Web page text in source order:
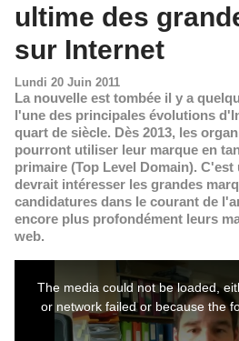
ultime des
sur Internet
Lundi 20 Juin 2011
La nouvelle est tombée il y a
l'une des principales évolutions
quart de siècle. Dès 2013, les
pourront utiliser leur marque en
primaire (Top Level Domain).
devrait intéresser les grandes
candidatures dans le courant de
encore plus profondément leurs
web.